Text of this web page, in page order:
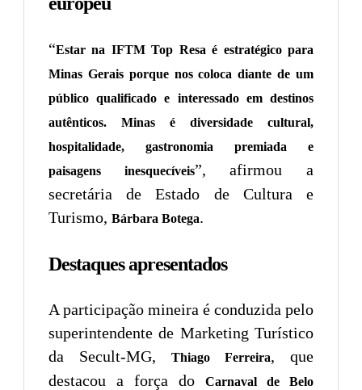
“Estar na IFTM Top Resa é estratégico para
Minas Gerais porque nos coloca diante de um
público qualificado e interessado em destinos
autênticos. Minas é diversidade cultural,
hospitalidade, gastronomia premiada e
paisagens inesquecíveis”, afirmou a
secretária de Estado de Cultura e
Turismo, Bárbara Botega.
Destaques apresentados
A participação mineira é conduzida pelo
superintendente de Marketing Turístico
da Secult-MG,
Thiago Ferreira, que
destacou a força do
Carnaval de Belo